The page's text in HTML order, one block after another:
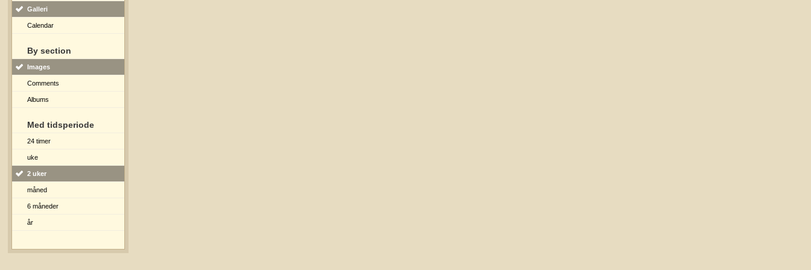
Galleri
Calendar
By section
Images
Comments
Albums
Med tidsperiode
24 timer
uke
2 uker
måned
6 måneder
år